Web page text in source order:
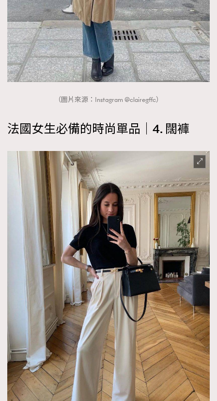
（圖片來源：Instagram @clairegffc）
法國女生必備的時尚單品｜4. 闊褲